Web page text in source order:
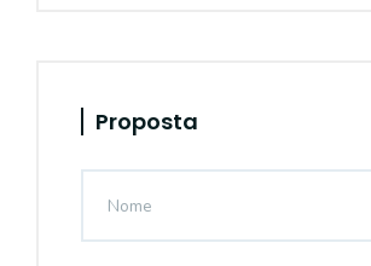
Proposta